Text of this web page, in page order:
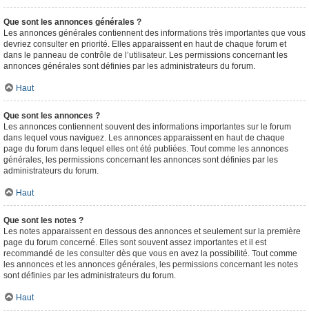
Que sont les annonces générales ?
Les annonces générales contiennent des informations très importantes que vous
devriez consulter en priorité. Elles apparaissent en haut de chaque forum et
dans le panneau de contrôle de l’utilisateur. Les permissions concernant les
annonces générales sont définies par les administrateurs du forum.
Haut
Que sont les annonces ?
Les annonces contiennent souvent des informations importantes sur le forum
dans lequel vous naviguez. Les annonces apparaissent en haut de chaque
page du forum dans lequel elles ont été publiées. Tout comme les annonces
générales, les permissions concernant les annonces sont définies par les
administrateurs du forum.
Haut
Que sont les notes ?
Les notes apparaissent en dessous des annonces et seulement sur la première
page du forum concerné. Elles sont souvent assez importantes et il est
recommandé de les consulter dès que vous en avez la possibilité. Tout comme
les annonces et les annonces générales, les permissions concernant les notes
sont définies par les administrateurs du forum.
Haut